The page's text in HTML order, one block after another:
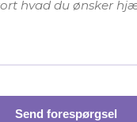
Send forespørgsel